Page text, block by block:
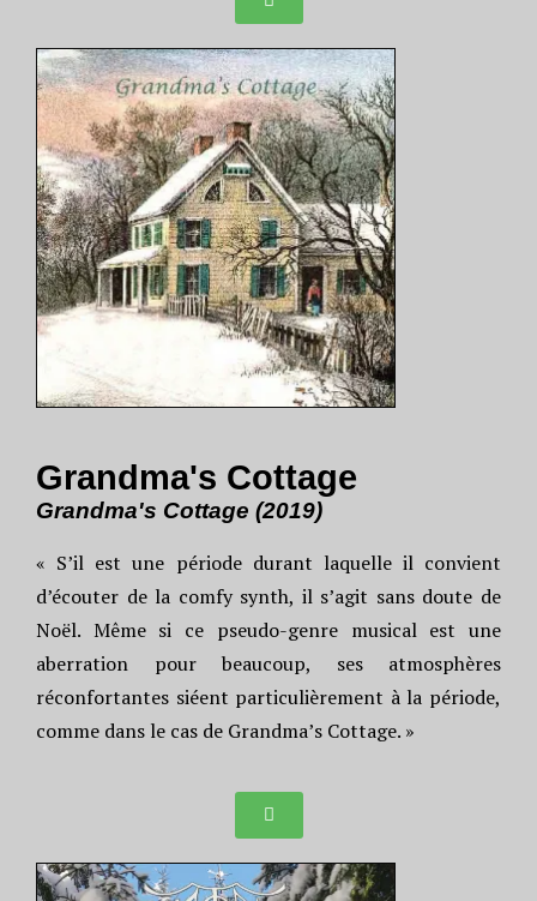
Grandma's Cottage
Grandma's Cottage (2019)
« S’il est une période durant laquelle il convient
d’écouter de la comfy synth, il s’agit sans doute de
Noël. Même si ce pseudo-genre musical est une
aberration pour beaucoup, ses atmosphères
réconfortantes siéent particulièrement à la période,
comme dans le cas de Grandma’s Cottage. »